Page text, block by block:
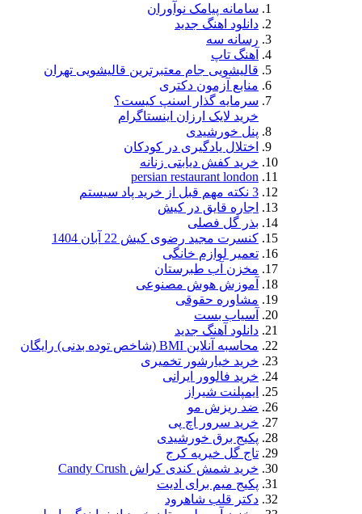
سامانه پیامک نوآوران
دانلود اهنگ جدید
رسانه سه
آهنگ تاپ
قالیشویی جام معتبرترین قالیشویی تهران
منابع آزمون دکتری
سرمایه گذار اسنپ کیست؟
خرید لایک ارزان اینستاگرام
پنل خورشیدی
اختلال یادگیری در کودکان
خرید کفش دیابتی زنانه
persian restaurant london
3 نکته مهم قبل از خرید پاد سیستم
اجاره قایق در کیش
بذر گل فصلی
کنسرت مجید رضوی کیش 22 آبان 1404
تعمیر لوازم خانگی
مخزن آب طبرستان
آموزش هوش مصنوعی
مشاوره حقوقی
آسیاب بست
دانلود آهنگ جدید
محاسبه آنلاین BMI (شاخص توده بدنی) رایگان
خرید خیارشور تخمیری
خرید فالوور ایرانی
ایمپلنت شیراز
ضد ریزش مو
خرید سرور اچ پی
پکیج برق خورشیدی
تاج گل خیریه کرج
خرید شمش کندی کراش Candy Crush
پکیج میم برای ادیت
دکتر قلب شاهرود